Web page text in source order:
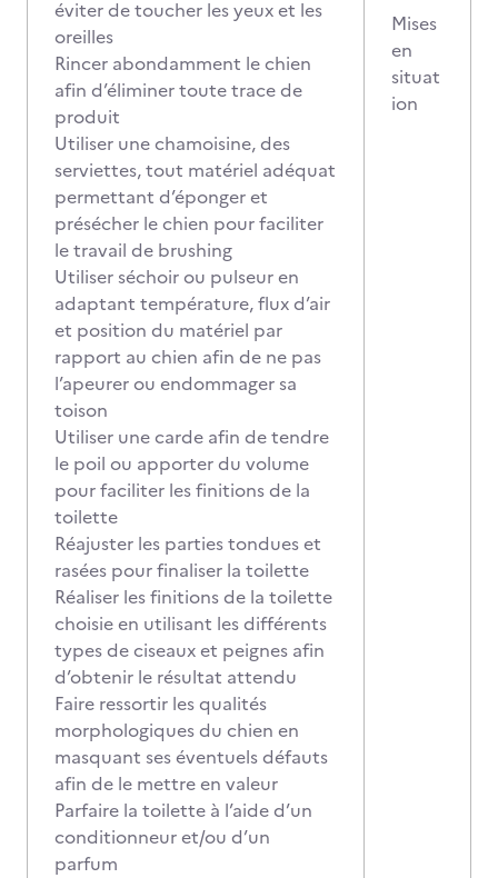
éviter de toucher les yeux et les
oreilles
Rincer abondamment le chien
afin d’éliminer toute trace de
produit
Utiliser une chamoisine, des
serviettes, tout matériel adéquat
permettant d’éponger et
présécher le chien pour faciliter
le travail de brushing
Utiliser séchoir ou pulseur en
adaptant température, flux d’air
et position du matériel par
rapport au chien afin de ne pas
l’apeurer ou endommager sa
toison
Utiliser une carde afin de tendre
le poil ou apporter du volume
pour faciliter les finitions de la
toilette
Réajuster les parties tondues et
rasées pour finaliser la toilette
Réaliser les finitions de la toilette
choisie en utilisant les différents
types de ciseaux et peignes afin
d’obtenir le résultat attendu
Faire ressortir les qualités
morphologiques du chien en
masquant ses éventuels défauts
afin de le mettre en valeur
Parfaire la toilette à l’aide d’un
conditionneur et/ou d’un
parfum
Mises
en
situat
ion